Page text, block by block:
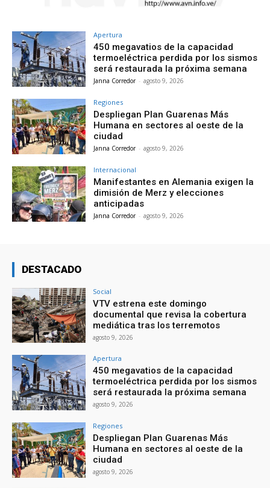
Apertura
450 megavatios de la capacidad
termoeléctrica perdida por los sismos
será restaurada la próxima semana
Janna Corredor - agosto 9, 2026
Regiones
Despliegan Plan Guarenas Más
Humana en sectores al oeste de la
ciudad
Janna Corredor - agosto 9, 2026
Internacional
Manifestantes en Alemania exigen la
dimisión de Merz y elecciones
anticipadas
Janna Corredor - agosto 9, 2026
DESTACADO
Social
VTV estrena este domingo
documental que revisa la cobertura
mediática tras los terremotos
agosto 9, 2026
Apertura
450 megavatios de la capacidad
termoeléctrica perdida por los sismos
será restaurada la próxima semana
agosto 9, 2026
Regiones
Despliegan Plan Guarenas Más
Humana en sectores al oeste de la
ciudad
agosto 9, 2026